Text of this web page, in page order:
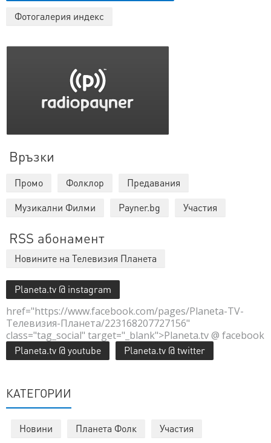
Фотогалерия индекс
Връзки
Промо Фолклор
Предавания
Музикални Филми
Payner.bg Участия
RSS абонамент
Новините на Телевизия Планета
Planeta.tv @ instagram
href="https://www.facebook.com/pages/Planeta-TV-
Телевизия-Планета/223168207727156"
class="tag_social" target="_blank">Planeta.tv @ facebook
Planeta.tv @ youtube Planeta.tv @ twitter
КАТЕГОРИИ
Новини Планета Фолк
Участия